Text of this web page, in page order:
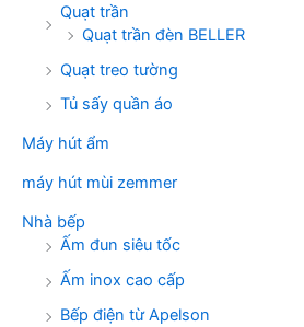
Quạt trần
Quạt trần đèn BELLER
Quạt treo tường
Tủ sấy quần áo
Máy hút ẩm
máy hút mùi zemmer
Nhà bếp
Ấm đun siêu tốc
Ấm inox cao cấp
Bếp điện từ Apelson